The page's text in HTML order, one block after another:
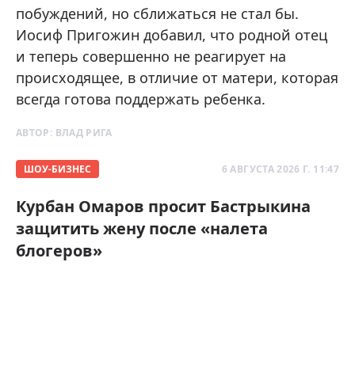
побуждений, но сближаться не стал бы.
Иосиф Пригожин добавил, что родной отец
и теперь совершенно не реагирует на
происходящее, в отличие от матери, которая
всегда готова поддержать ребенка.
АВТОР: ВЛАД РИГА
ШОУ-БИЗНЕС 6 АВГУСТА 2026 Г. 11:47
Курбан Омаров просит Бастрыкина
защитить жену после «налета
блогеров»